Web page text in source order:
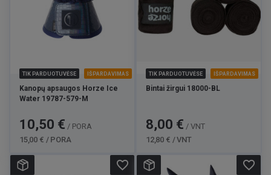
TIK PARDUOTUVĖSE IŠPARDAVIMAS
Kanopų apsaugos Horze Ice
Water 19787-579-M
Kaina
10,50 € / PORA
15,00 € / PORA
TIK PARDUOTUVĖSE IŠPARDAVIMAS
Bintai žirgui 18000-BL
Kaina
8,00 € / VNT
12,80 € / VNT
favorite_border favorite_border